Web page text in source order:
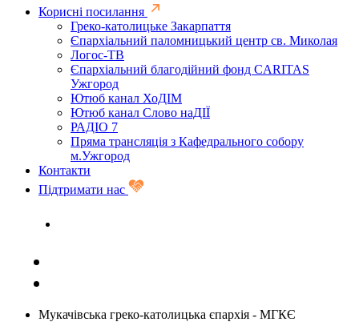
Корисні посилання
Греко-католицьке Закарпаття
Єпархіальний паломницький центр св. Миколая
Логос-ТВ
Єпархіальний благодійний фонд CARITAS
Ужгород
Ютюб канал ХоДІМ
Ютюб канал Слово наДІЇ
РАДІО 7
Пряма трансляція з Кафедрального собору
м.Ужгород
Контакти
Підтримати нас
Мукачівська греко-католицька єпархія - МГКЄ